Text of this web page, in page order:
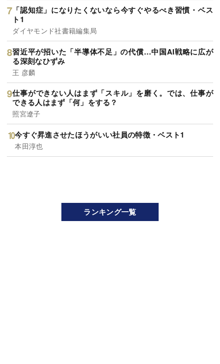
「認知症」になりたくないなら今すぐやるべき習慣・ベス
ト1
ダイヤモンド社書籍編集局
習近平が招いた「半導体不足」の代償…中国AI戦略に広が
る深刻なひずみ
王 彦麟
仕事ができない人はまず「スキル」を磨く。では、仕事が
できる人はまず「何」をする？
照宮遼子
今すぐ昇進させたほうがいい社員の特徴・ベスト1
本田淳也
ランキング一覧